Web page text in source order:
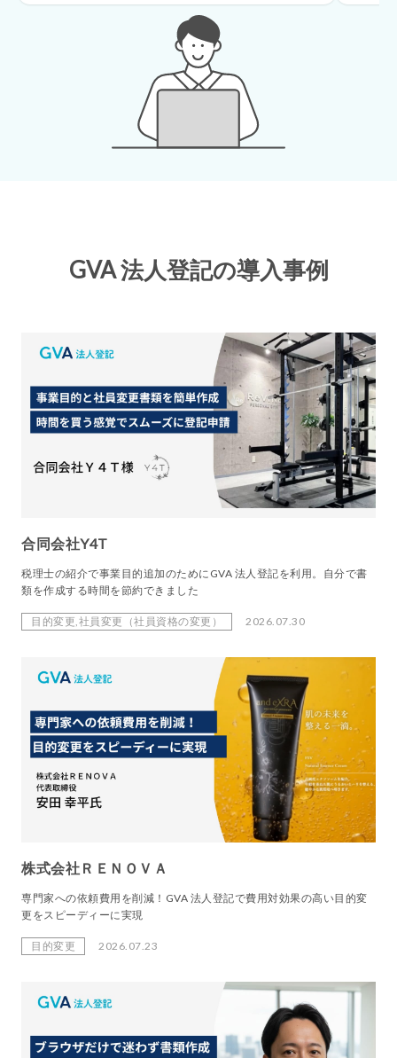
GVA 法人登記の導入事例
合同会社Y4T
税理士の紹介で事業目的追加のためにGVA 法人登記を利用。自分で書
類を作成する時間を節約できました
目的変更,社員変更（社員資格の変更） 2026.07.30
株式会社ＲＥＮＯＶＡ
専門家への依頼費用を削減！GVA 法人登記で費用対効果の高い目的変
更をスピーディーに実現
目的変更 2026.07.23